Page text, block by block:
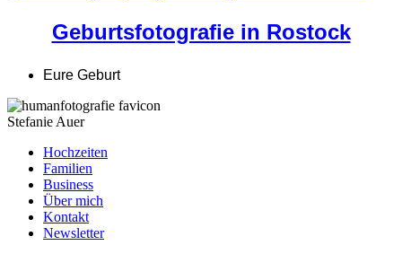
Geburtsfotografie in Rostock
Eure Geburt
Stefanie Auer
Hochzeiten
Familien
Business
Über mich
Kontakt
Newsletter